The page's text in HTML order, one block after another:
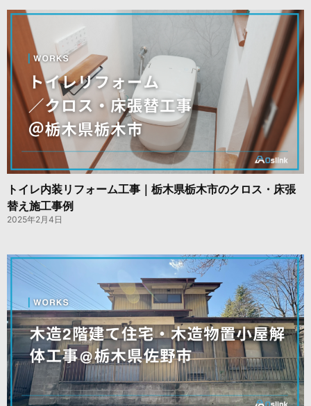
トイレ内装リフォーム工事｜栃木県栃木市のクロス・床張
替え施工事例
2025年2月4日